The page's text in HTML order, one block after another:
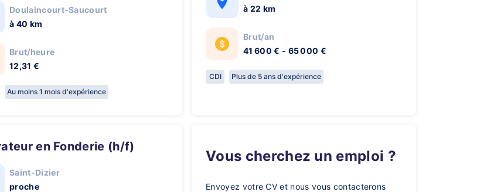
Doulaincourt-Saucourt
à 40 km
Brut/heure
12,31 €
Au moins 1 mois d'expérience
à 22 km
Brut/an
41 600 € - 65 000 €
CDI Plus de 5 ans d'expérience
en Fonderie (h/f)
Saint-Dizier
proche
Vous cherchez un emploi ?
Envoyez votre CV et nous vous contacterons